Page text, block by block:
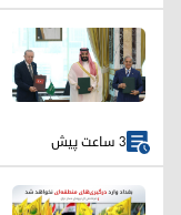
3 ساعت پیش